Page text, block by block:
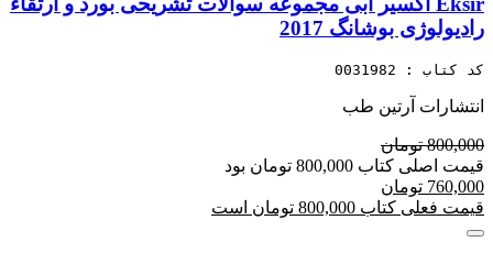
رادیولوژی بوشانگ 2017
کد کتاب : 0031982
انتشارات آرتین طب
800,000 تومان
قیمت اصلی کتاب 800,000 تومان بود
760,000 تومان
قیمت فعلی کتاب 800,000 تومان است